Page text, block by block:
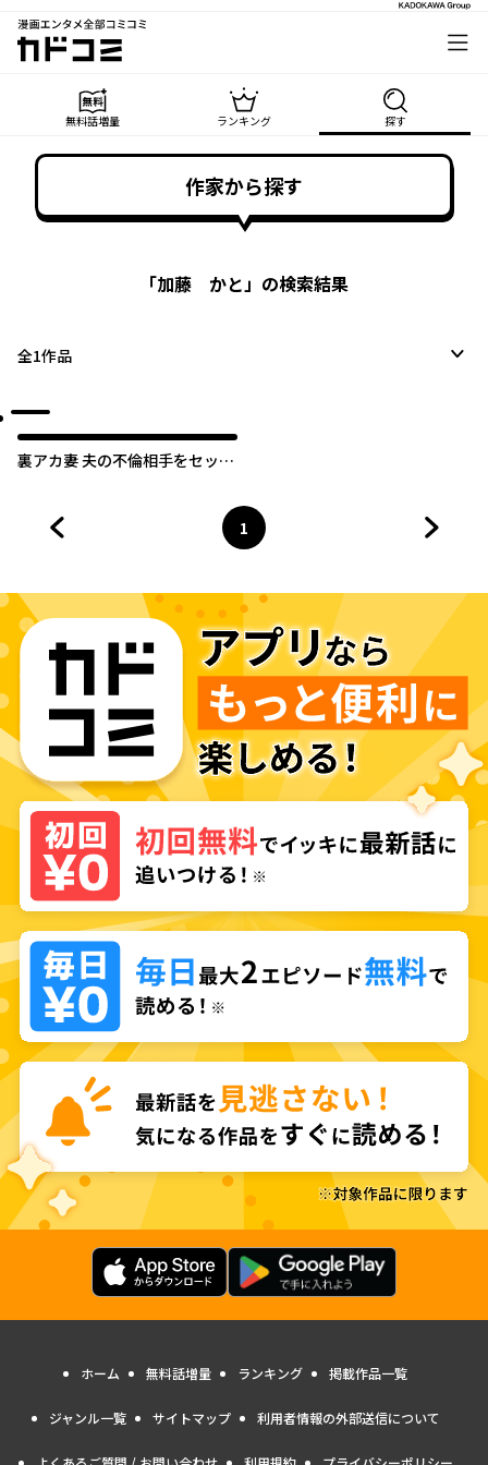
漫画エンタメ全部コミコミ
カドコミ
無料話増量 ランキング 探す
作家から探す
「加藤 かと」の検索結果
全1作品
裏アカ妻 夫の不倫相手をセッテ
ページ
1
へ
ホーム 無料話増量 ランキング 掲載作品一覧
ジャンル一覧 サイトマップ 利用者情報の外部送信について